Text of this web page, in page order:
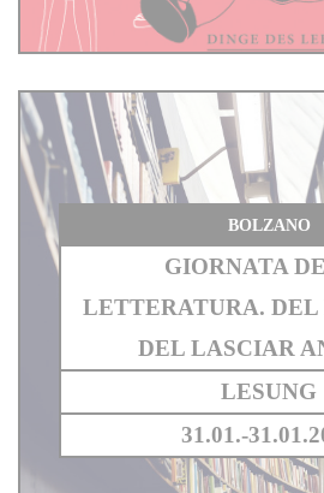
BOLZANO
GIORNATA
LETTERATURA. DEL
DEL LASCIAR
LESUNG
31.01.-